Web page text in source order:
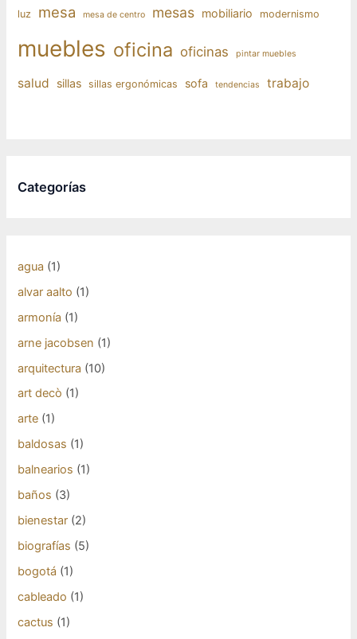
luz mesa mesa de centro mesas mobiliario modernismo
muebles oficina oficinas pintar muebles
salud sillas sillas ergonómicas sofa tendencias trabajo
Categorías
agua (1)
alvar aalto (1)
armonía (1)
arne jacobsen (1)
arquitectura (10)
art decò (1)
arte (1)
baldosas (1)
balnearios (1)
baños (3)
bienestar (2)
biografías (5)
bogotá (1)
cableado (1)
cactus (1)